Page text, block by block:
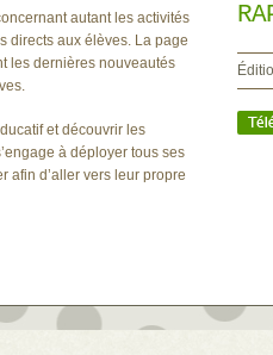
autant les activités
directs aux élèves. La page
les dernières nouveautés
et découvrir les
à déployer tous ses
afin d’aller vers leur propre